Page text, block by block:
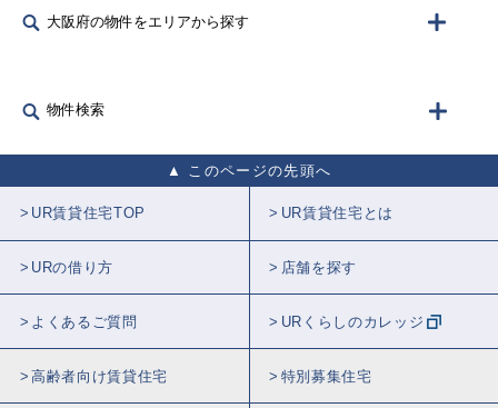
大阪府の物件をエリアから探す
物件検索
このページの先頭へ
UR賃貸住宅TOP UR賃貸住宅とは
URの借り方 店舗を探す
よくあるご質問 URくらしのカレッジ
高齢者向け賃貸住宅 特別募集住宅